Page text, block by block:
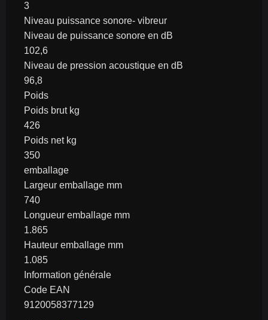
3
Niveau puissance sonore- vibreur
Niveau de puissance sonore en dB
102,6
Niveau de pression acoustique en dB
96,8
Poids
Poids brut kg
426
Poids net kg
350
emballage
Largeur emballage mm
740
Longueur emballage mm
1.865
Hauteur emballage mm
1.085
Information générale
Code EAN
9120058377129